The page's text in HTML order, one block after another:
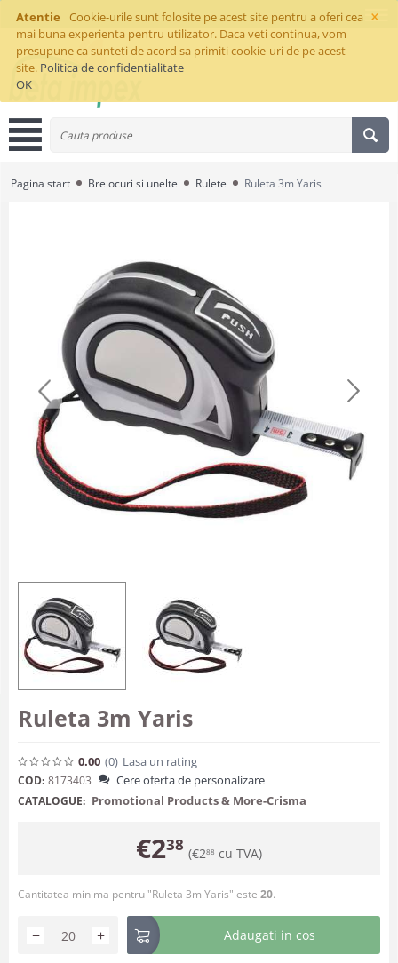
×
Atentie
Cookie-urile sunt folosite pe acest site pentru a oferi cea
mai buna experienta pentru utilizator. Daca veti continua, vom
presupune ca sunteti de acord sa primiti cookie-uri de pe acest
site. Politica de confidentialitate
OK
Pagina start Brelocuri si unelte Rulete Ruleta 3m Yaris
Ruleta 3m Yaris
0.00 (0) Lasa un rating
COD: 8173403 Cere oferta de personalizare
CATALOGUE: Promotional Products & More-Crisma
€238 (€288 cu TVA)
Cantitatea minima pentru "Ruleta 3m Yaris" este 20.
+
− Adaugati in cos